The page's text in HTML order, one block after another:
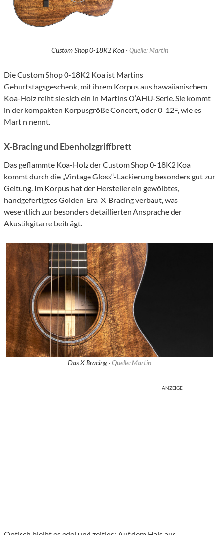
Custom Shop 0-18K2 Koa · Quelle: Martin
Die Custom Shop 0-18K2 Koa ist Martins
Geburtstagsgeschenk, mit ihrem Korpus aus hawaiianischem
Koa-Holz reiht sie sich ein in MartinsO’AHU-Serie. Sie kommt
in der kompakten Korpusgröße Concert, oder 0-12F, wie es
Martin nennt.
X-Bracing und Ebenholzgriffbrett
Das geflammte Koa-Holz der Custom Shop 0-18K2 Koa
kommt durch die „Vintage Gloss“-Lackierung besonders gut zur
Geltung. Im Korpus hat der Hersteller ein gewölbtes,
handgefertigtes Golden-Era-X-Bracing verbaut, was
wesentlich zur besonders detaillierten Ansprache der
Akustikgitarre beiträgt.
Das X-Bracing · Quelle: Martin
ANZEIGE